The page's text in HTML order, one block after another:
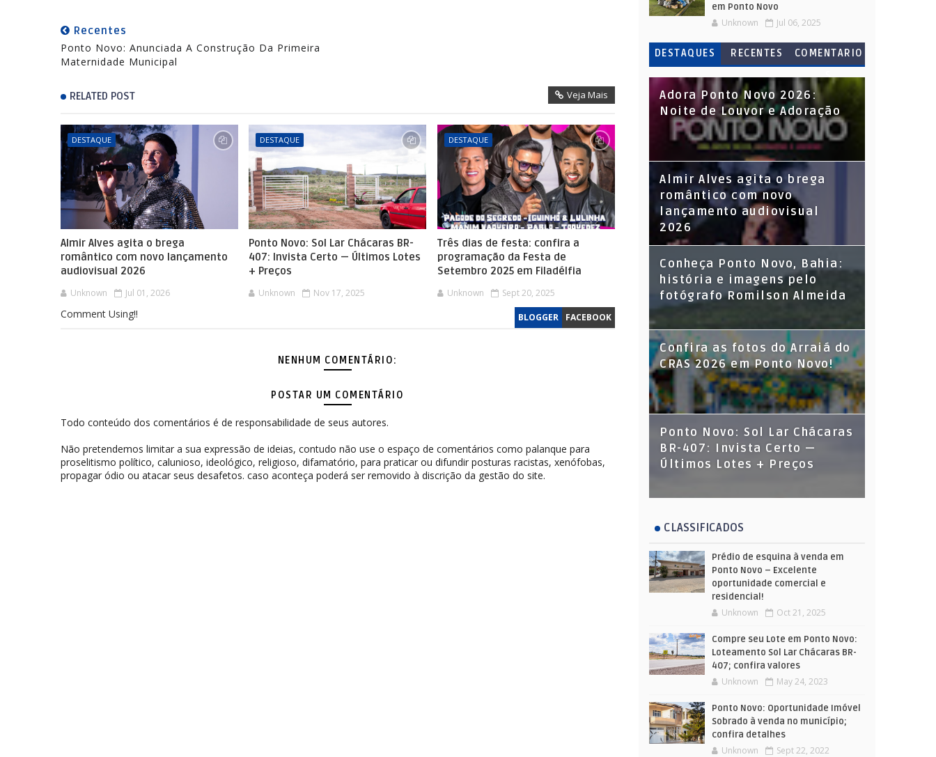
Recentes
Ponto Novo: Anunciada A Construção Da Primeira
Maternidade Municipal
RELATED POST Veja Mais
DESTAQUE
Almir Alves agita o brega
romântico com novo lançamento
audiovisual 2026
Unknown Jul 01, 2026
DESTAQUE
Ponto Novo: Sol Lar Chácaras BR-
407: Invista Certo — Últimos Lotes
+ Preços
Unknown Nov 17, 2025
DESTAQUE
Três dias de festa: confira a
programação da Festa de
Setembro 2025 em Filadélfia
Unknown Sept 20, 2025
BLOGGER FACEBOOK
Comment Using!!
NENHUM COMENTÁRIO:
POSTAR UM COMENTÁRIO
Todo conteúdo dos comentários é de responsabilidade de seus autores.
Não pretendemos limitar a sua expressão de ideias, contudo não use o espaço de comentários como palanque para
proselitismo político, calunioso, ideológico, religioso, difamatório, para praticar ou difundir posturas racistas, xenófobas,
propagar ódio ou atacar seus desafetos. caso aconteça poderá ser removido à discrição da gestão do site.
em Ponto Novo
Unknown Jul 06, 2025
DESTAQUES RECENTES
COMENTARIO
S
Adora Ponto Novo 2026:
Noite de Louvor e Adoração
Almir Alves agita o brega
romântico com novo
lançamento audiovisual
2026
Conheça Ponto Novo, Bahia:
história e imagens pelo
fotógrafo Romilson Almeida
Confira as fotos do Arraiá do
CRAS 2026 em Ponto Novo!
Ponto Novo: Sol Lar Chácaras
BR-407: Invista Certo —
Últimos Lotes + Preços
CLASSIFICADOS
Prédio de esquina à venda em
Ponto Novo – Excelente
oportunidade comercial e
residencial!
Unknown Oct 21, 2025
Compre seu Lote em Ponto Novo:
Loteamento Sol Lar Chácaras BR-
407; confira valores
Unknown May 24, 2023
Ponto Novo: Oportunidade Imóvel
Sobrado à venda no município;
confira detalhes
Unknown Sept 22, 2022